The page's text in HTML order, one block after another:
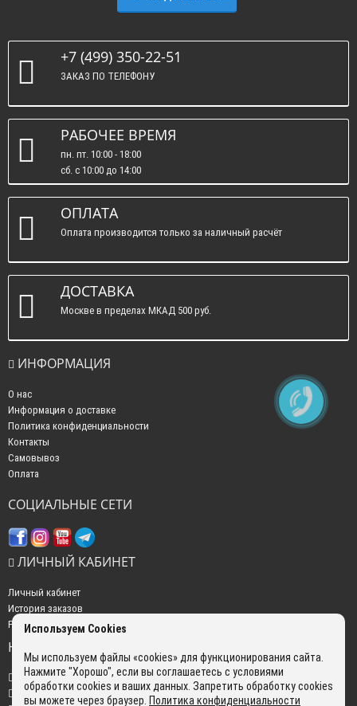
+7 (499) 350-22-51
ЗАКАЗ ПО ТЕЛЕФОНУ
РАБОЧЕЕ ВРЕМЯ
пн. пт. 10:00 - 18:00
сб. c 10:00 до 14:00
вс. : выходные.
ОПЛАТА
Оплата производится только за наличный расчёт
ДОСТАВКА
Москве в пределах МКАД 500 руб.
ИНФОРМАЦИЯ
О нас
Информация о доставке
Политика конфиденциальности
Контакты
Самовывоз
Оплата
СОЦИАЛЬНЫЕ СЕТИ
ЛИЧНЫЙ КАБИНЕТ
Личный кабинет
История заказов
Рассылка новостей
НАШИ КОНТАКТЫ
+7 (499) 350-22-51
sales@gokyo.ru
Используем Cookies
Мы используем файлы «cookies» для функционирования сайта.
Нажмите "Хорошо", если вы соглашаетесь с условиями
обработки cookies и ваших данных. Запретить обработку cookies
вы можете через браузер. Политика конфиденциальности